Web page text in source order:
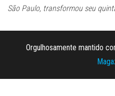
São Paulo, transformou seu
Orgulhosamente mantido